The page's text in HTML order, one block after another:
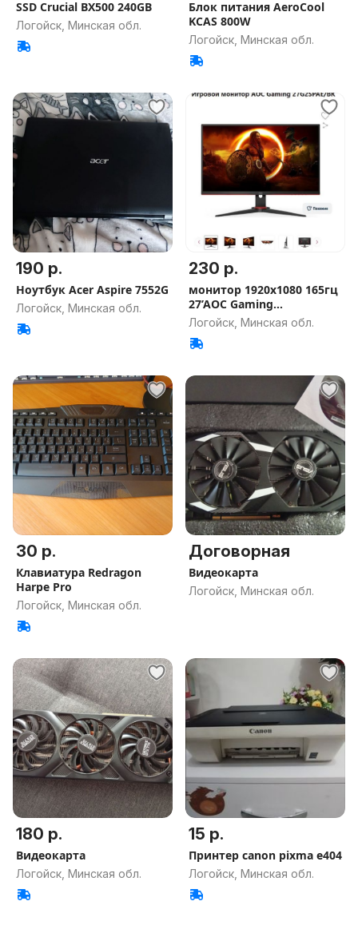
SSD Crucial BX500 240GB
Логойск, Минская обл.
Блок питания AeroCool
KCAS 800W
Логойск, Минская обл.
190 р.
Ноутбук Acer Aspire 7552G
Логойск, Минская обл.
230 р.
монитор 1920х1080 165гц
27’AOC Gaming
27G2SPAE/BK
Логойск, Минская обл.
30 р.
Клавиатура Redragon
Harpe Pro
Логойск, Минская обл.
Договорная
Видеокарта
Логойск, Минская обл.
180 р.
Видеокарта
Логойск, Минская обл.
15 р.
Принтер canon pixma e404
Логойск, Минская обл.